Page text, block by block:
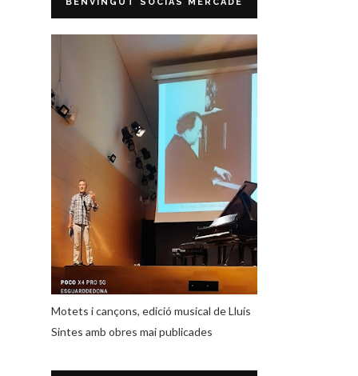
Motets i cançons, edició musical de Lluís
Sintes amb obres mai publicades